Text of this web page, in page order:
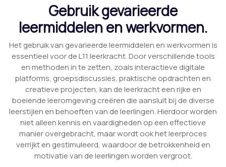
Gebruik gevarieerde
leermiddelen en werkvormen.
Het gebruik van gevarieerde leermiddelen en werkvormen is
essentieel voor de L11 leerkracht. Door verschillende tools
en methoden in te zetten, zoals interactieve digitale
platforms, groepsdiscussies, praktische opdrachten en
creatieve projecten, kan de leerkracht een rijke en
boeiende leeromgeving creëren die aansluit bij de diverse
leerstijlen en behoeften van de leerlingen. Hierdoor worden
niet alleen kennis en vaardigheden op een effectieve
manier overgebracht, maar wordt ook het leerproces
verrijkt en gestimuleerd, waardoor de betrokkenheid en
motivatie van de leerlingen worden vergroot.